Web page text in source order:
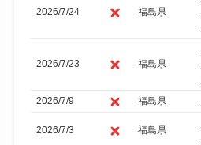
2026/7/24 福島県
2026/7/23 福島県
2026/7/9
福島県
2026/7/3 福島県